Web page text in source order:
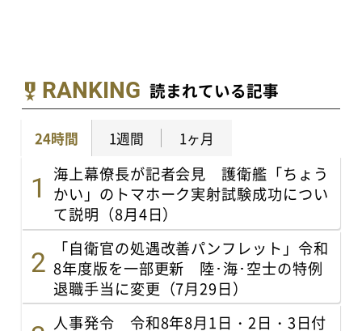
RANKING 読まれている記事
24時間 1週間 1ヶ月
海上幕僚長が記者会見 護衛艦「ちょう
かい」のトマホーク実射試験成功につい
て説明（8月4日）
「自衛官の処遇改善パンフレット」令和
8年度版を一部更新 陸･海･空士の特例
退職手当に変更（7月29日）
人事発令 令和8年8月1日・2日・3日付